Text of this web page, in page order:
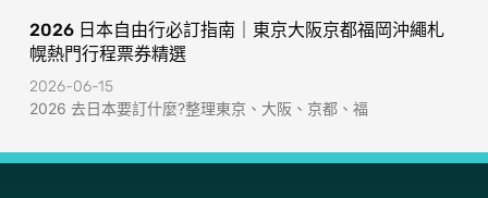
2026 日本自由行必訂指南｜東京大阪京都福岡沖繩札
幌熱門行程票券精選
2026-06-15
2026 去日本要訂什麼?整理東京、大阪、京都、福